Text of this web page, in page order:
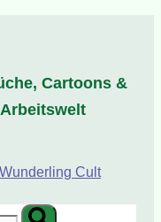
Cartoons &